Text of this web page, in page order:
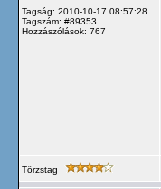
Tagság: 2010-10-17 08:57:28
Tagszám: #89353
Hozzászólások: 767
Törzstag